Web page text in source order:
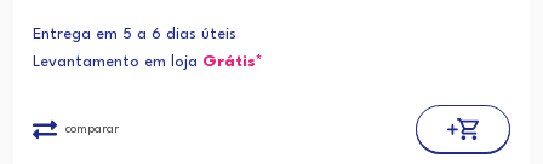
Entrega em 5 a 6 dias úteis
Levantamento em loja Grátis*
comparar